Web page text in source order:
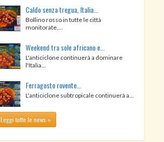
Caldo senza tregua, Italia...
Bollino rosso in tutte le città
monitorate,...
Weekend tra sole africano e...
L'anticiclone continuerà a dominare
l'Italia...
Ferragosto rovente...
L'anticiclone subtropicale continuerà a...
Leggi tutte le news »